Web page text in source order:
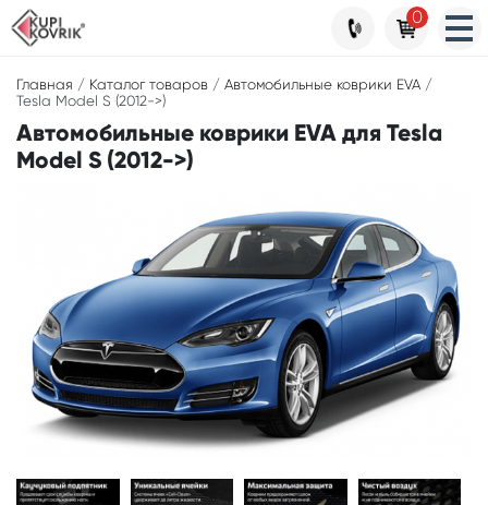
Главная / Каталог товаров / Автомобильные коврики EVA /
Tesla Model S (2012->)
Автомобильные коврики EVA для Tesla
Model S (2012->)
0